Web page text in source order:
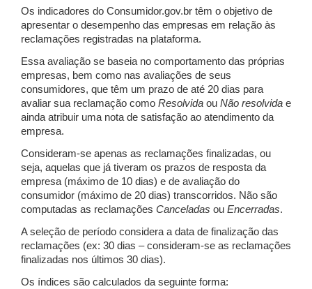
Os indicadores do Consumidor.gov.br têm o objetivo de
apresentar o desempenho das empresas em relação às
reclamações registradas na plataforma.
Essa avaliação se baseia no comportamento das próprias
empresas, bem como nas avaliações de seus
consumidores, que têm um prazo de até 20 dias para
avaliar sua reclamação como Resolvida ou Não resolvida e
ainda atribuir uma nota de satisfação ao atendimento da
empresa.
Consideram-se apenas as reclamações finalizadas, ou
seja, aquelas que já tiveram os prazos de resposta da
empresa (máximo de 10 dias) e de avaliação do
consumidor (máximo de 20 dias) transcorridos. Não são
computadas as reclamações Canceladas ou Encerradas.
A seleção de período considera a data de finalização das
reclamações (ex: 30 dias – consideram-se as reclamações
finalizadas nos últimos 30 dias).
Os índices são calculados da seguinte forma: